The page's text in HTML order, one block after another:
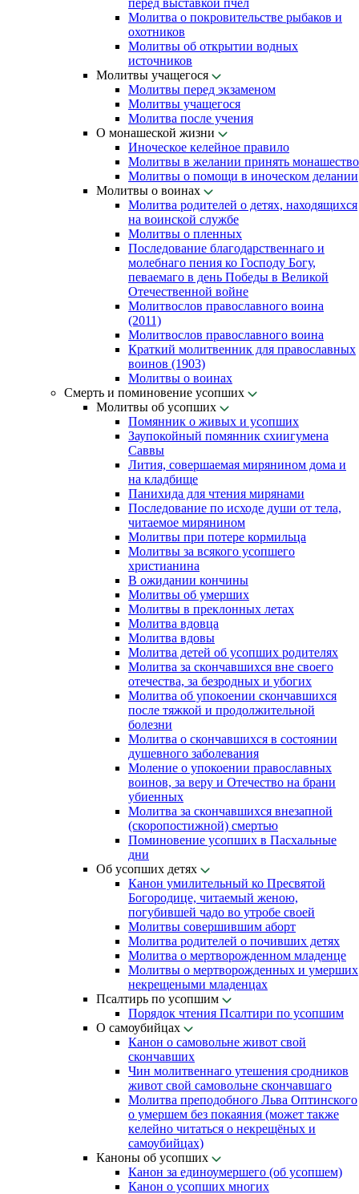
перед выставкой пчел
Молитва о покровительстве рыбаков и
охотников
Молитвы об открытии водных
источников
Молитвы учащегося
Молитвы перед экзаменом
Молитвы учащегося
Молитва после учения
О монашеской жизни
Иноческое келейное правило
Молитвы в желании принять монашество
Молитвы о помощи в иноческом делании
Молитвы о воинах
Молитва родителей о детях, находящихся
на воинской службе
Молитвы о пленных
Последование благодарственнаго и
молебнаго пения ко Господу Богу,
певаемаго в день Победы в Великой
Отечественной войне
Молитвослов православного воина
(2011)
Молитвослов православного воина
Краткий молитвенник для православных
воинов (1903)
Молитвы о воинах
Смерть и поминовение усопших
Молитвы об усопших
Помянник о живых и усопших
Заупокойный помянник схиигумена
Саввы
Лития, совершаемая мирянином дома и
на кладбище
Панихида для чтения мирянами
Последование по исходе души от тела,
читаемое мирянином
Молитвы при потере кормильца
Молитвы за всякого усопшего
христианина
В ожидании кончины
Молитвы об умерших
Молитвы в преклонных летах
Молитва вдовца
Молитва вдовы
Молитва детей об усопших родителях
Молитва за скончавшихся вне своего
отечества, за безродных и убогих
Молитва об упокоении скончавшихся
после тяжкой и продолжительной
болезни
Молитва о скончавшихся в состоянии
душевного заболевания
Моление о упокоении православных
воинов, за веру и Отечество на брани
убиенных
Молитва за скончавшихся внезапной
(скоропостижной) смертью
Поминовение усопших в Пасхальные
дни
Об усопших детях
Канон умилительный ко Пресвятой
Богородице, читаемый женою,
погубившей чадо во утробе своей
Молитвы совершившим аборт
Молитва родителей о почивших детях
Молитва о мертворожденном младенце
Молитвы о мертворожденных и умерших
некрещеными младенцах
Псалтирь по усопшим
Порядок чтения Псалтири по усопшим
О самоубийцах
Канон о самовольне живот свой
скончавших
Чин молитвеннаго утешения сродников
живот свой самовольне скончавшаго
Молитва преподобного Льва Оптинского
о умершем без покаяния (может также
келейно читаться о некрещёных и
самоубийцах)
Каноны об усопших
Канон за единоумершего (об усопшем)
Канон о усопших многих